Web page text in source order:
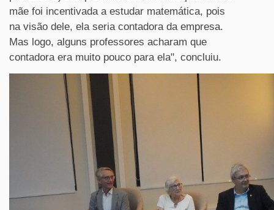
mãe foi incentivada a estudar matemática, pois
na visão dele, ela seria contadora da empresa.
Mas logo, alguns professores acharam que
contadora era muito pouco para ela", concluiu.